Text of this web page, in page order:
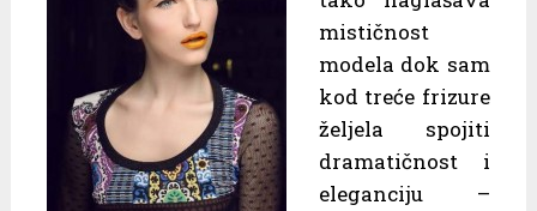
mističnost
modela dok sam
kod treće frizure
željela spojiti
dramatičnost i
eleganciju –